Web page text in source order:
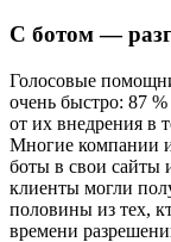
С ботом —
Голосовые
очень быстро: 87
от их внедрения в
Многие компании
боты в свои сайты
клиенты могли
половины из тех,
времени